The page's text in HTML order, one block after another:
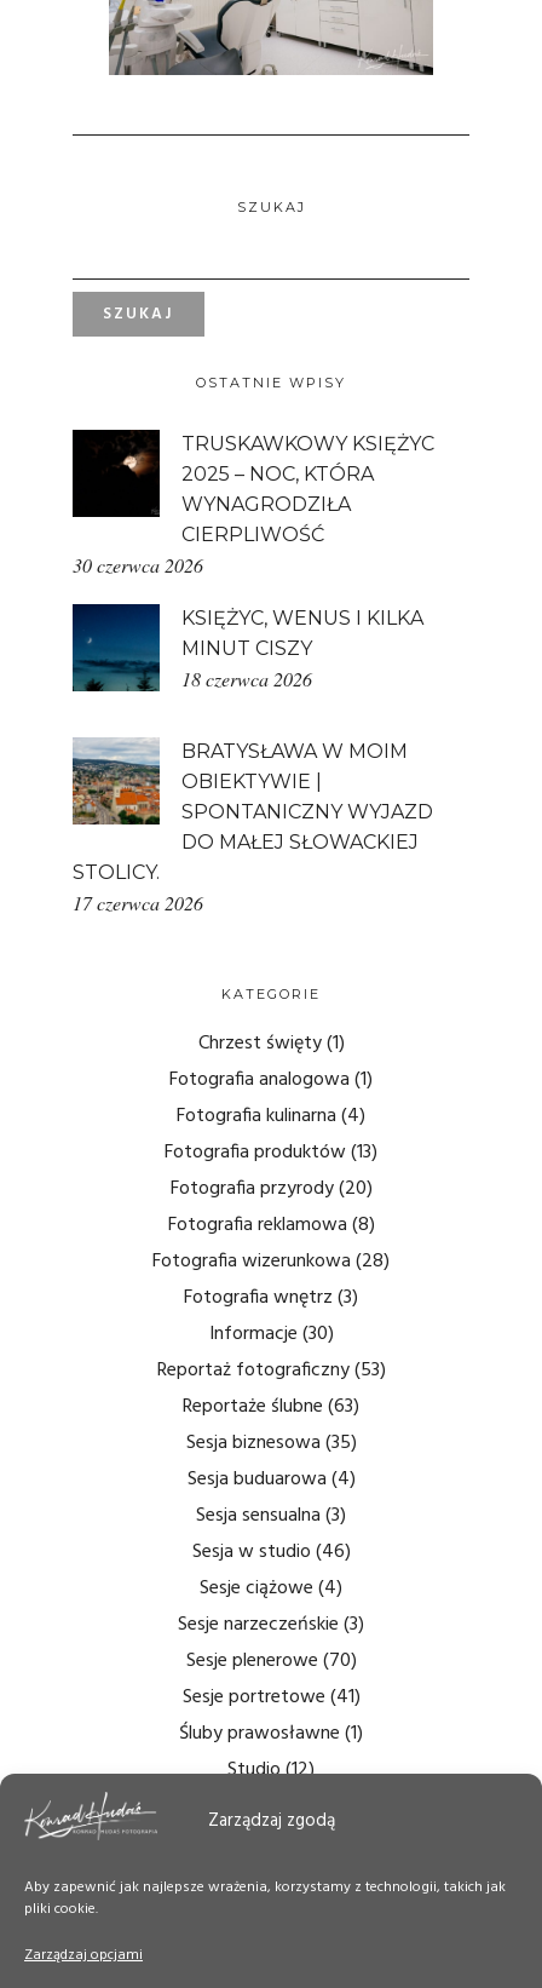
Zarządzaj zgodą
Aby zapewnić jak najlepsze wrażenia, korzystamy z technologii, takich jak
pliki cookie.
Zarządzaj opcjami
SZUKAJ
OSTATNIE WPISY
TRUSKAWKOWY KSIĘŻYC
2025 – NOC, KTÓRA
WYNAGRODZIŁA
CIERPLIWOŚĆ
30 czerwca 2026
KSIĘŻYC, WENUS I KILKA
MINUT CISZY
18 czerwca 2026
BRATYSŁAWA W MOIM
OBIEKTYWIE |
SPONTANICZNY WYJAZD
DO MAŁEJ SŁOWACKIEJ
STOLICY.
17 czerwca 2026
KATEGORIE
Chrzest święty(1)
Fotografia analogowa(1)
Fotografia kulinarna(4)
Fotografia produktów(13)
Fotografia przyrody(20)
Fotografia reklamowa(8)
Fotografia wizerunkowa(28)
Fotografia wnętrz(3)
Informacje(30)
Reportaż fotograficzny(53)
Reportaże ślubne(63)
Sesja biznesowa(35)
Sesja buduarowa(4)
Sesja sensualna(3)
Sesja w studio(46)
Sesje ciążowe(4)
Sesje narzeczeńskie(3)
Sesje plenerowe(70)
Sesje portretowe(41)
Śluby prawosławne(1)
Studio(12)
Zdjęcia bezcieniowe
Zdjęcia ślubne(14)